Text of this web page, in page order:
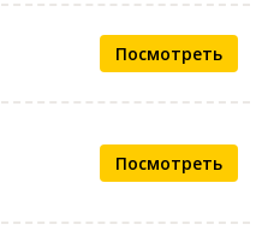
Посмотреть
Посмотреть